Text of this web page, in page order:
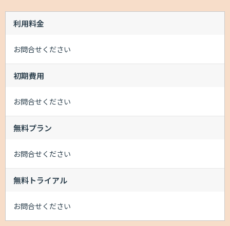
利用料金
お問合せください
初期費用
お問合せください
無料プラン
お問合せください
無料トライアル
お問合せください